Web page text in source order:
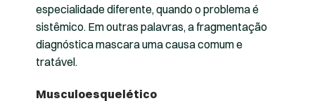
especialidade diferente, quando o problema é
sistêmico. Em outras palavras, a fragmentação
diagnóstica mascara uma causa comum e
tratável.
Musculoesquelético